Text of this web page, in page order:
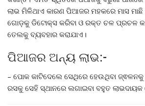
ଲାଭ ମିଳିଥାଏ କାରଣ ପିଆଜର ମହକରେ ମାସ
ଗୋଡ଼କୁ ଡିଟୋକ୍ସ କରିବା ଓ ରକ୍ତ ଚଳ ପ୍ରଚଳ
ତେଲକୁ ବ୍ୟବହାର କରାଯାଏ।
ପିଆଜର ଅନ୍ୟ ଲାଭ:-
– ପୋକ କାଟିଦେଲେ ସେଥିରେ ହେଉଥିବା
ରସକୁ ସେହି ସ୍ଥାନରେ ଲଗାଇବା ବହୁତ ଲାଭଦାୟକ